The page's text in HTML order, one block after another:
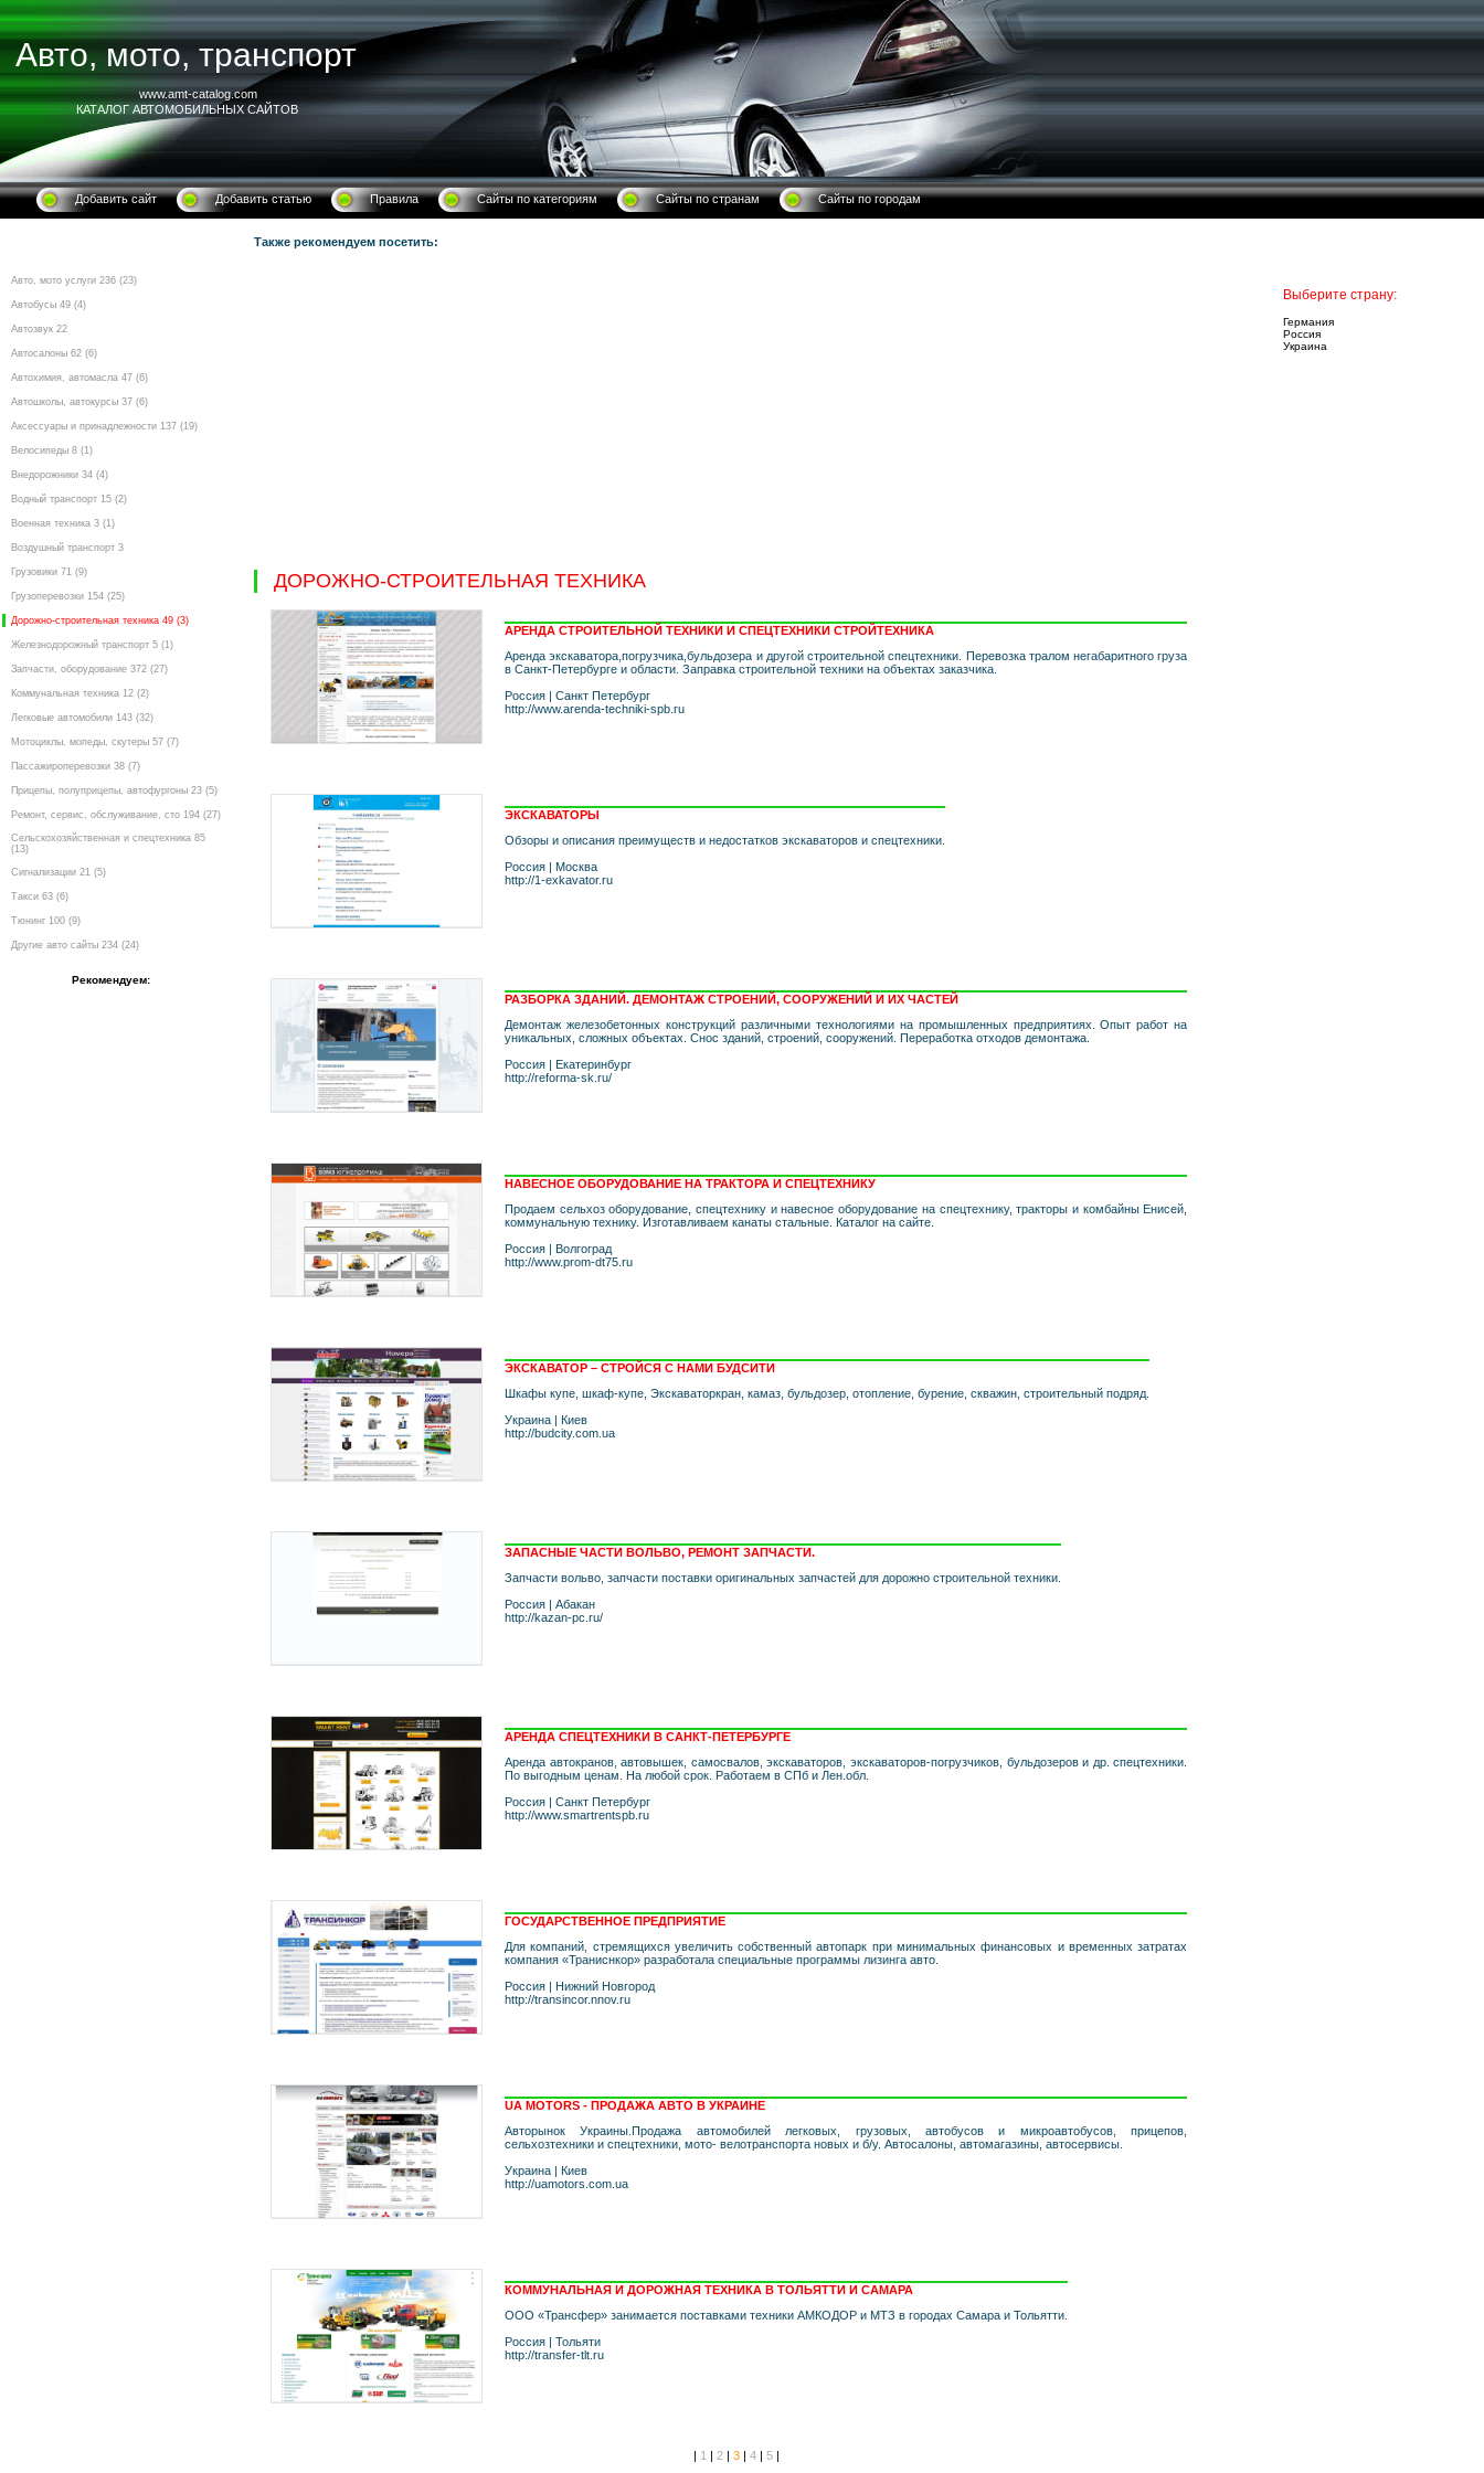
Авто, мото, транспорт
www.amt-catalog.com
КАТАЛОГ АВТОМОБИЛЬНЫХ САЙТОВ
Добавить сайт Добавить статью Правила Сайты по категориям Сайты по странам Сайты по городам
Авто, мото услуги 236 (23)
Автобусы 49 (4)
Автозвук 22
Автосалоны 62 (6)
Автохимия, автомасла 47 (6)
Автошколы, автокурсы 37 (6)
Аксессуары и принадлежности 137 (19)
Велосипеды 8 (1)
Внедорожники 34 (4)
Водный транспорт 15 (2)
Военная техника 3 (1)
Воздушный транспорт 3
Грузовики 71 (9)
Грузоперевозки 154 (25)
Дорожно-строительная техника 49 (3)
Железнодорожный транспорт 5 (1)
Запчасти, оборудование 372 (27)
Коммунальная техника 12 (2)
Легковые автомобили 143 (32)
Мотоциклы, мопеды, скутеры 57 (7)
Пассажироперевозки 38 (7)
Прицепы, полуприцепы, автофургоны 23 (5)
Ремонт, сервис, обслуживание, сто 194 (27)
Сельскохозяйственная и спецтехника 85
(13)
Сигнализации 21 (5)
Такси 63 (6)
Тюнинг 100 (9)
Другие авто сайты 234 (24)
Рекомендуем:
Также рекомендуем посетить:
ДОРОЖНО-СТРОИТЕЛЬНАЯ ТЕХНИКА
АРЕНДА СТРОИТЕЛЬНОЙ ТЕХНИКИ И СПЕЦТЕХНИКИ СТРОЙТЕХНИКА
Аренда экскаватора,погрузчика,бульдозера и другой строительной спецтехники. Перевозка тралом негабаритного груза
в Санкт-Петербурге и области. Заправка строительной техники на объектах заказчика.
Россия | Санкт Петербург
http://www.arenda-techniki-spb.ru
ЭКСКАВАТОРЫ
Обзоры и описания преимуществ и недостатков экскаваторов и спецтехники.
Россия | Москва
http://1-exkavator.ru
РАЗБОРКА ЗДАНИЙ. ДЕМОНТАЖ СТРОЕНИЙ, СООРУЖЕНИЙ И ИХ ЧАСТЕЙ
Демонтаж железобетонных конструкций различными технологиями на промышленных предприятиях. Опыт работ на
уникальных, сложных объектах. Снос зданий, строений, сооружений. Переработка отходов демонтажа.
Россия | Екатеринбург
http://reforma-sk.ru/
НАВЕСНОЕ ОБОРУДОВАНИЕ НА ТРАКТОРА И СПЕЦТЕХНИКУ
Продаем сельхоз оборудование, спецтехнику и навесное оборудование на спецтехнику, тракторы и комбайны Енисей,
коммунальную технику. Изготавливаем канаты стальные. Каталог на сайте.
Россия | Волгоград
http://www.prom-dt75.ru
ЭКСКАВАТОР – СТРОЙСЯ С НАМИ БУДСИТИ
Шкафы купе, шкаф-купе, Экскаваторкран, камаз, бульдозер, отопление, бурение, скважин, строительный подряд.
Украина | Киев
http://budcity.com.ua
ЗАПАСНЫЕ ЧАСТИ ВОЛЬВО, РЕМОНТ ЗАПЧАСТИ.
Запчасти вольво, запчасти поставки оригинальных запчастей для дорожно строительной техники.
Россия | Абакан
http://kazan-pc.ru/
АРЕНДА СПЕЦТЕХНИКИ В САНКТ-ПЕТЕРБУРГЕ
Аренда автокранов, автовышек, самосвалов, экскаваторов, экскаваторов-погрузчиков, бульдозеров и др. спецтехники.
По выгодным ценам. На любой срок. Работаем в СПб и Лен.обл.
Россия | Санкт Петербург
http://www.smartrentspb.ru
ГОСУДАРСТВЕННОЕ ПРЕДПРИЯТИЕ
Для компаний, стремящихся увеличить собственный автопарк при минимальных финансовых и временных затратах
компания «Траниснкор» разработала специальные программы лизинга авто.
Россия | Нижний Новгород
http://transincor.nnov.ru
UA MOTORS - ПРОДАЖА АВТО В УКРАИНЕ
Авторынок Украины.Продажа автомобилей легковых, грузовых, автобусов и микроавтобусов, прицепов,
сельхозтехники и спецтехники, мото- велотранспорта новых и б/у. Автосалоны, автомагазины, автосервисы.
Украина | Киев
http://uamotors.com.ua
КОММУНАЛЬНАЯ И ДОРОЖНАЯ ТЕХНИКА В ТОЛЬЯТТИ И САМАРА
ООО «Трансфер» занимается поставками техники АМКОДОР и МТЗ в городах Самара и Тольятти.
Россия | Тольяти
http://transfer-tlt.ru
| 1 | 2 | 3 | 4 | 5 |
Выберите страну:
Германия
Россия
Украина